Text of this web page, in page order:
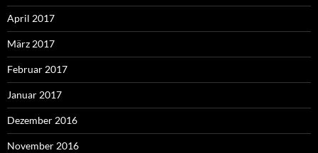
April 2017
März 2017
Februar 2017
Januar 2017
Dezember 2016
November 2016